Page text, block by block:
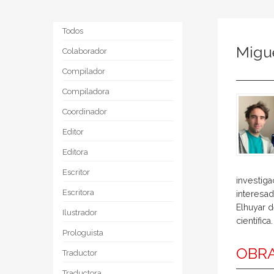
Todos
Colaborador
Compilador
Compiladora
Coordinador
Editor
Editora
Escritor
Escritora
Ilustrador
Prologuista
Traductor
Elhuyar
científica.